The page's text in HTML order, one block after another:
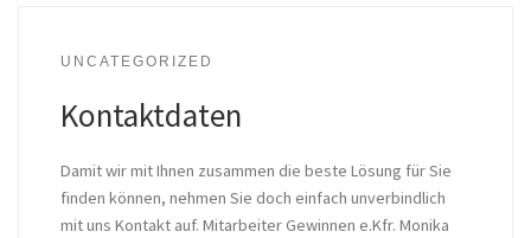
UNCATEGORIZED
Kontaktdaten
Damit wir mit Ihnen zusammen die beste Lösung für Sie
finden können, nehmen Sie doch einfach unverbindlich
mit uns Kontakt auf. Mitarbeiter Gewinnen e.Kfr. Monika